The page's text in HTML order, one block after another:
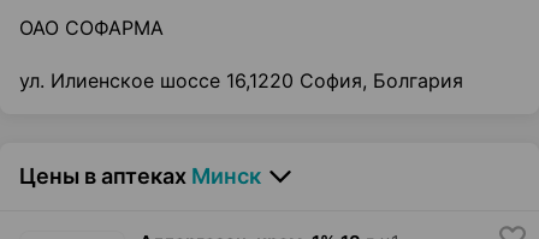
ОАО СОФАРМА
ул. Илиенское шоссе 16,1220 София, Болгария
Цены в аптеках Минск